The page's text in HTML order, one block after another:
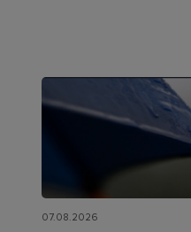
07.08.2026